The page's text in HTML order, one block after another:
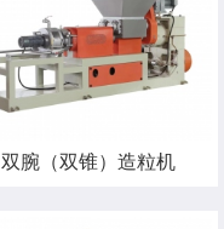
双腕（双锥）造粒机